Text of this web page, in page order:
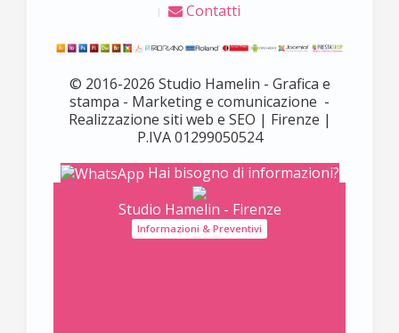
Contatti
© 2016-2026 Studio Hamelin - Grafica e
stampa - Marketing e comunicazione -
Realizzazione siti web e SEO | Firenze |
P.IVA 01299050524
Hai bisogno di informazioni?
Studio Hamelin - Firenze
Informazioni & Preventivi